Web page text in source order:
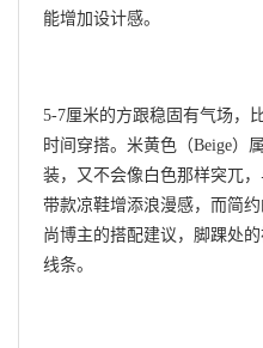
能增加设计感。
5-7厘米的方跟稳固有气场，
时间穿搭。米黄色（Beige）
装，又不会像白色那样突兀
带款凉鞋增添浪漫感，而简
尚博主的搭配建议，脚踝处
线条。